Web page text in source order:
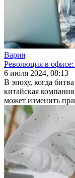
Вария
Революция в офисе:
6 июля 2024, 08:13
В эпоху, когда
китайская
может изменить